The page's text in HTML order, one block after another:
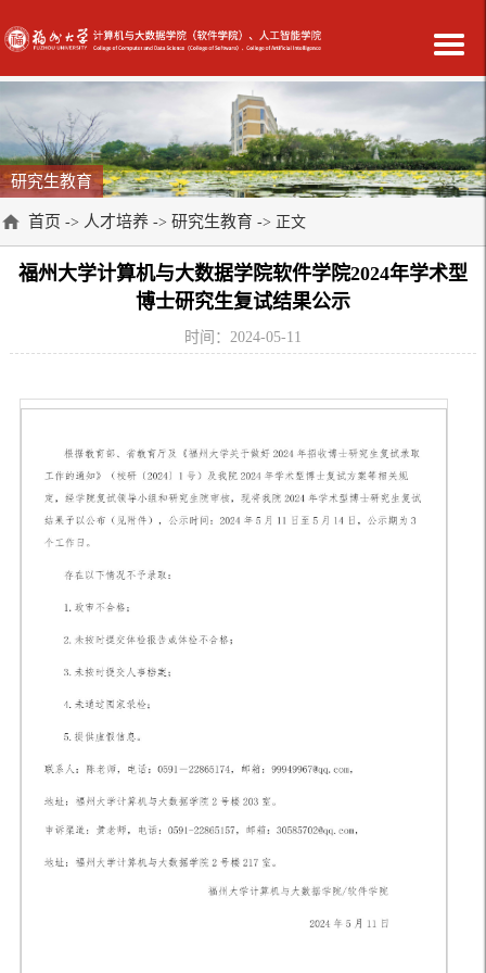
研究生教育
首页 -> 人才培养 -> 研究生教育 -> 正文
福州大学计算机与大数据学院软件学院2024年学术型
博士研究生复试结果公示
时间：2024-05-11